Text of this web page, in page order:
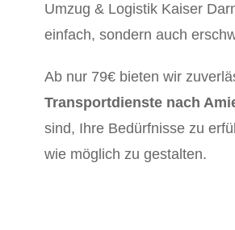
Umzug & Logistik Kaiser
einfach, sondern auch
Ab nur 79€ bieten wir
Transportdienste nach
sind, Ihre Bedürfnisse zu
wie möglich zu gestalten.